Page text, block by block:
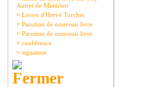
Autret de Missirien
¤ Livres d'Hervé Torchet
¤ Parution de nouveau livre
¤ Parution de nouveau livre
¤ conférence
¤ signature